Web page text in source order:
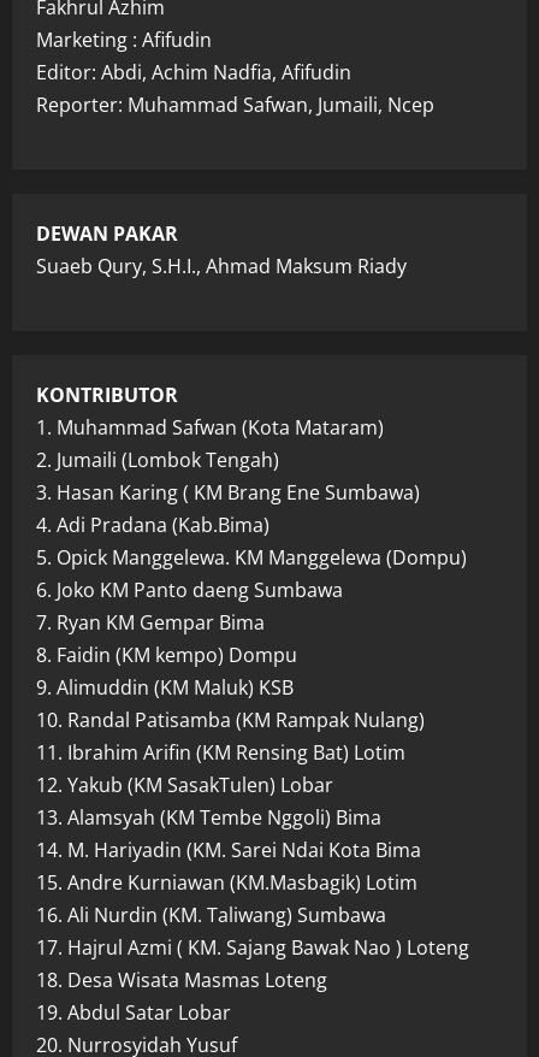
Fakhrul Azhim
Marketing : Afifudin
Editor: Abdi, Achim Nadfia, Afifudin
Reporter: Muhammad Safwan, Jumaili, Ncep
DEWAN PAKAR
Suaeb Qury, S.H.I., Ahmad Maksum Riady
KONTRIBUTOR
1. Muhammad Safwan (Kota Mataram)
2. Jumaili (Lombok Tengah)
3. Hasan Karing ( KM Brang Ene Sumbawa)
4. Adi Pradana (Kab.Bima)
5. Opick Manggelewa. KM Manggelewa (Dompu)
6. Joko KM Panto daeng Sumbawa
7. Ryan KM Gempar Bima
8. Faidin (KM kempo) Dompu
9. Alimuddin (KM Maluk) KSB
10. Randal Patisamba (KM Rampak Nulang)
11. Ibrahim Arifin (KM Rensing Bat) Lotim
12. Yakub (KM SasakTulen) Lobar
13. Alamsyah (KM Tembe Nggoli) Bima
14. M. Hariyadin (KM. Sarei Ndai Kota Bima
15. Andre Kurniawan (KM.Masbagik) Lotim
16. Ali Nurdin (KM. Taliwang) Sumbawa
17. Hajrul Azmi ( KM. Sajang Bawak Nao ) Loteng
18. Desa Wisata Masmas Loteng
19. Abdul Satar Lobar
20. Nurrosyidah Yusuf